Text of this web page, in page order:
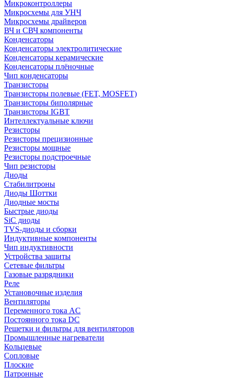
Микроконтроллеры
Микросхемы для УНЧ
Микросхемы драйверов
ВЧ и СВЧ компоненты
Конденсаторы
Конденсаторы электролитические
Конденсаторы керамические
Конденсаторы плёночные
Чип конденсаторы
Транзисторы
Транзисторы полевые (FET, MOSFET)
Транзисторы биполярные
Транзисторы IGBT
Интеллектуальные ключи
Резисторы
Резисторы прецизионные
Резисторы мощные
Резисторы подстроечные
Чип резисторы
Диоды
Стабилитроны
Диоды Шоттки
Диодные мосты
Быстрые диоды
SiC диоды
TVS-диоды и сборки
Индуктивные компоненты
Чип индуктивности
Устройства защиты
Сетевые фильтры
Газовые разрядники
Реле
Установочные изделия
Вентиляторы
Переменного тока AC
Постоянного тока DC
Решетки и фильтры для вентиляторов
Промышленные нагреватели
Кольцевые
Сопловые
Плоские
Патронные